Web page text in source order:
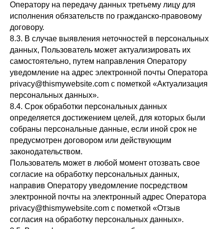
Оператору на передачу данных третьему лицу для
исполнения обязательств по гражданско-правовому
договору.
8.3. В случае выявления неточностей в персональных
данных, Пользователь может актуализировать их
самостоятельно, путем направления Оператору
уведомление на адрес электронной почты Оператора
privacy@thismywebsite.com с пометкой «Актуализация
персональных данных».
8.4. Срок обработки персональных данных
определяется достижением целей, для которых были
собраны персональные данные, если иной срок не
предусмотрен договором или действующим
законодательством.
Пользователь может в любой момент отозвать свое
согласие на обработку персональных данных,
направив Оператору уведомление посредством
электронной почты на электронный адрес Оператора
privacy@thismywebsite.com с пометкой «Отзыв
согласия на обработку персональных данных».